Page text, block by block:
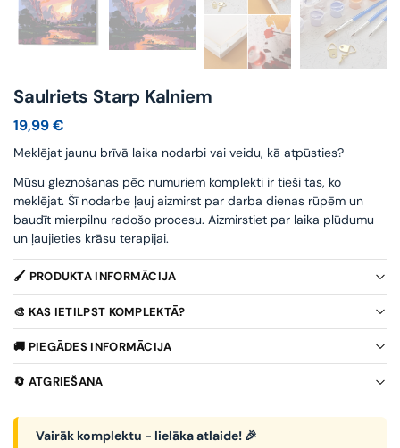
Saulriets Starp Kalniem
19,99€
Meklējat jaunu brīvā laika nodarbi vai veidu, kā atpūsties?
Mūsu gleznošanas pēc numuriem komplekti ir tieši tas, ko
meklējat. Šī nodarbe ļauj aizmirst par darba dienas rūpēm un
baudīt mierpilnu radošo procesu. Aizmirstiet par laika plūdumu
un ļaujieties krāsu terapijai.
🖌️ PRODUKTA INFORMĀCIJA
🎨 KAS IETILPST KOMPLEKTĀ?
🚚 PIEGĀDES INFORMĀCIJA
🔄 ATGRIEŠANA
Vairāk komplektu - lielāka atlaide! 🎉